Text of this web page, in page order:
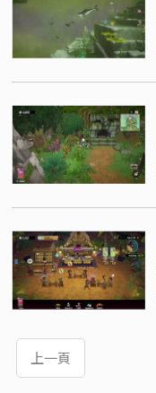
上一頁